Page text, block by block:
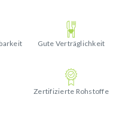
Gute Verträglichkeit
Zertifizierte Rohstoffe